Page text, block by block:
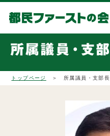
トップページ ＞ 所属議員・支部長